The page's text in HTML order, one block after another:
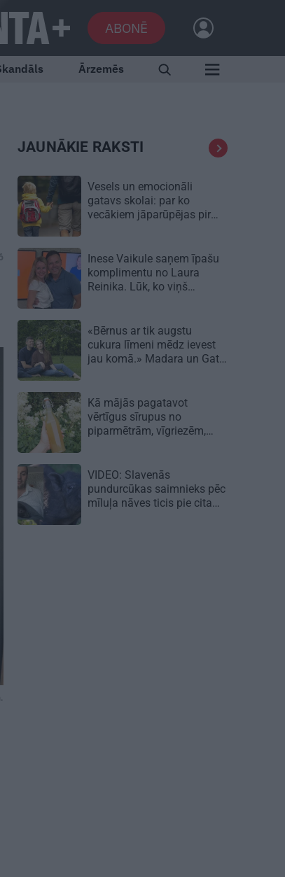
ABONĒ
Ārzemēs
JAUNĀKIE RAKSTI
Vesels un emocionāli
gatavs skolai: par ko
vecākiem jāparūpējas pirms
Inese Vaikule saņem īpašu
komplimentu no Laura
Reinika. Lūk, ko viņš
«Bērnus ar tik augstu
cukura līmeni mēdz ievest
jau komā.» Madara un Gatis
Kā mājās pagatavot
vērtīgus sīrupus no
piparmētrām, vīgriezēm,
VIDEO: Slavenās
pundurcūkas saimnieks pēc
mīluļa nāves ticis pie cita